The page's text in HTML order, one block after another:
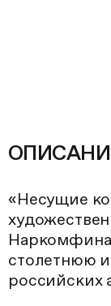
«Несущие
столетнюю
российских